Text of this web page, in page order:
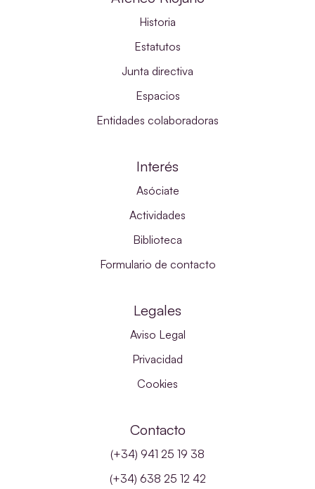
Historia
Estatutos
Junta directiva
Espacios
Entidades colaboradoras
Interés
Asóciate
Actividades
Biblioteca
Formulario de contacto
Legales
Aviso Legal
Privacidad
Cookies
Contacto
(+34) 941 25 19 38
(+34) 638 25 12 42